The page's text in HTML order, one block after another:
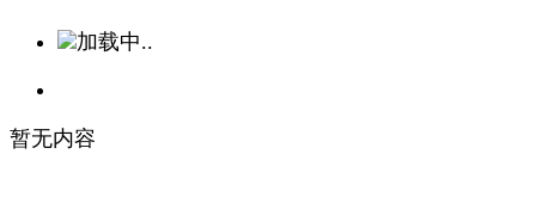
加载中..
暂无内容